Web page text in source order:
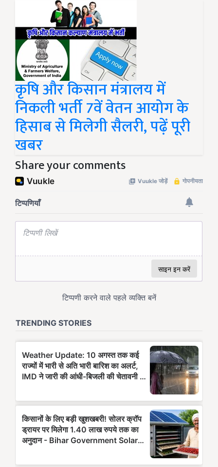
कृषि और किसान मंत्रालय में
निकली भर्ती 7वें वेतन आयोग के
हिसाब से मिलेगी सैलरी, पढ़ें पूरी
खबर
Share your comments